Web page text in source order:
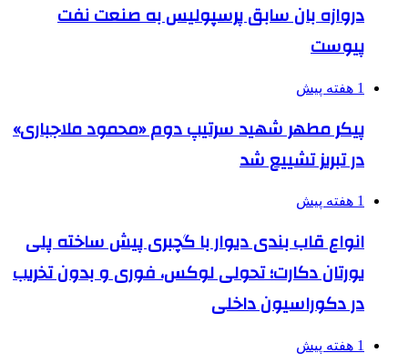
دروازه بان سابق پرسپولیس به صنعت نفت
پیوست
1 هفته پیش
پیکر مطهر شهید سرتیپ دوم «محمود ملاجباری»
در تبریز تشییع شد
1 هفته پیش
انواع قاب بندی دیوار با گچبری پیش ساخته پلی
یورتان دکارت؛ تحولی لوکس، فوری و بدون تخریب
در دکوراسیون داخلی
1 هفته پیش